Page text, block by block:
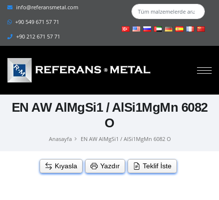
info@referansmetal.com
+90 549 671 57 71
+90 212 671 57 71
EN AW AlMgSi1 / AlSi1MgMn 6082
O
Anasayfa EN AW AlMgSi1 / AlSi1MgMn 6082 O
Kıyasla Yazdır Teklif İste